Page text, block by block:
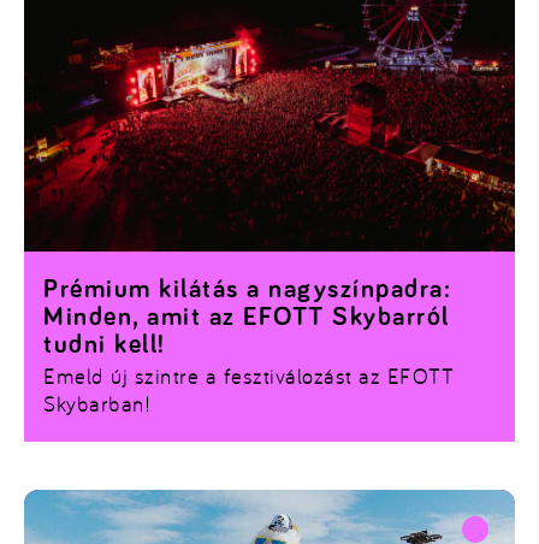
Emeld új szintre a fesztiválozást az EFOTT
Skybarban!
Prémium kilátás a nagyszínpadra:
Minden, amit az EFOTT Skybarról
tudni kell!